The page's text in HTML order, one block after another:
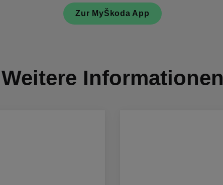
Zur MyŠkoda App
Weitere Informationen